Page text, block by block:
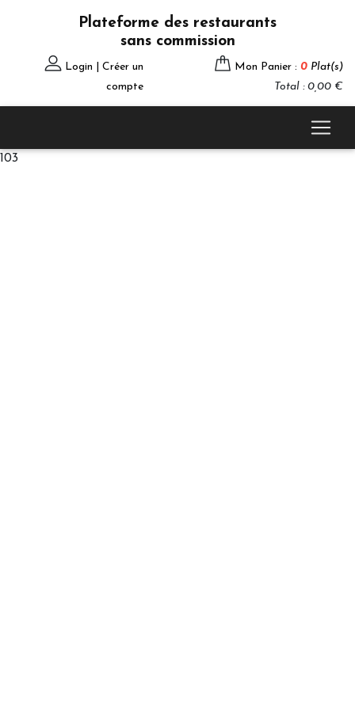
Plateforme des restaurants
sans commission
Login | Créer un
compte
Mon Panier : 0 Plat(s)
Total : 0,00 €
103